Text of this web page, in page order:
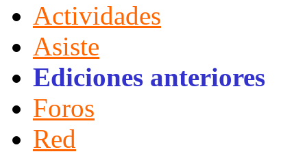
Actividades
Asiste
Ediciones anteriores
Foros
Red